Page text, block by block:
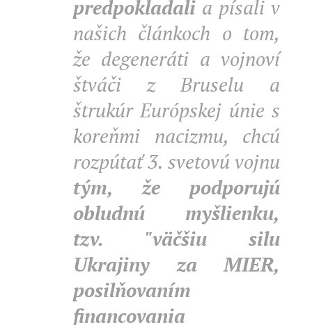
predpokladali a písali v
našich článkoch o tom,
že degeneráti a vojnoví
štváči z Bruselu a
štrukúr Európskej únie s
koreňmi nacizmu, chcú
rozpútať 3. svetovú vojnu
tým, že podporujú
obludnú myšlienku,
tzv. "väčšiu silu
Ukrajiny za MIER,
posilňovaním
financovania